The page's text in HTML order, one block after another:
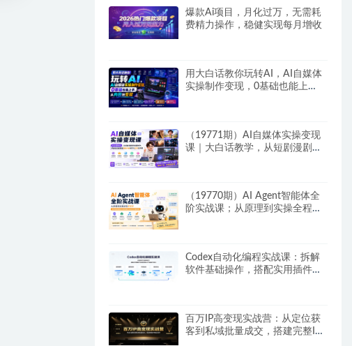
爆款Ai项目，月化过万，无需耗
费精力操作，稳健实现每月增收
用大白话教你玩转AI，AI自媒体
实操制作变现，0基础也能上
（19771期）AI自媒体实操变现
课｜大白话教学，从短剧漫剧到
（19770期）AI Agent智能体全
阶实战课；从原理到实操全程手
Codex自动化编程实战课：拆解
软件基础操作，搭配实用插件快
百万IP高变现实战营：从定位获
客到私域批量成交，搭建完整IP